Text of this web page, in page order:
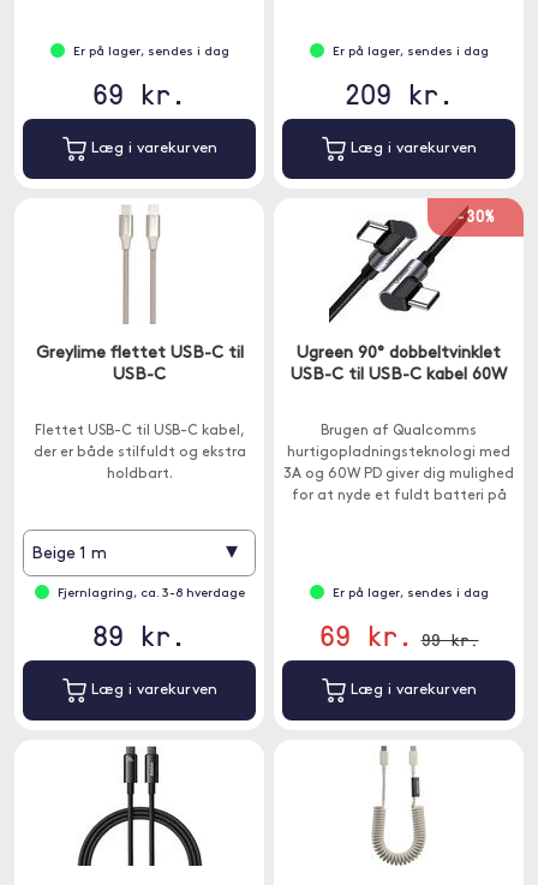
Er på lager, sendes i dag
69 kr.
Læg i varekurven
Er på lager, sendes i dag
209 kr.
Læg i varekurven
Greylime flettet USB-C til
USB-C
Flettet USB-C til USB-C kabel,
der er både stilfuldt og ekstra
holdbart.
Beige 1 m ▾
Fjernlagring, ca. 3-8 hverdage
89 kr.
Læg i varekurven
-30%
Ugreen 90° dobbeltvinklet
USB-C til USB-C kabel 60W
Brugen af Qualcomms
hurtigopladningsteknologi med
3A og 60W PD giver dig mulighed
for at nyde et fuldt batteri på
Er på lager, sendes i dag
69 kr. 99 kr.
Læg i varekurven